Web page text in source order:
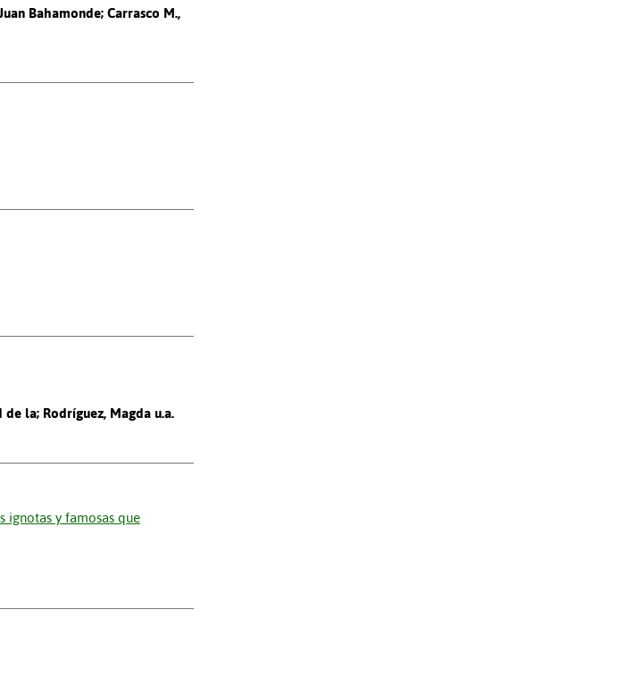
Bahamonde; Carrasco M.,
la; Rodríguez, Magda u.a.
y famosas que